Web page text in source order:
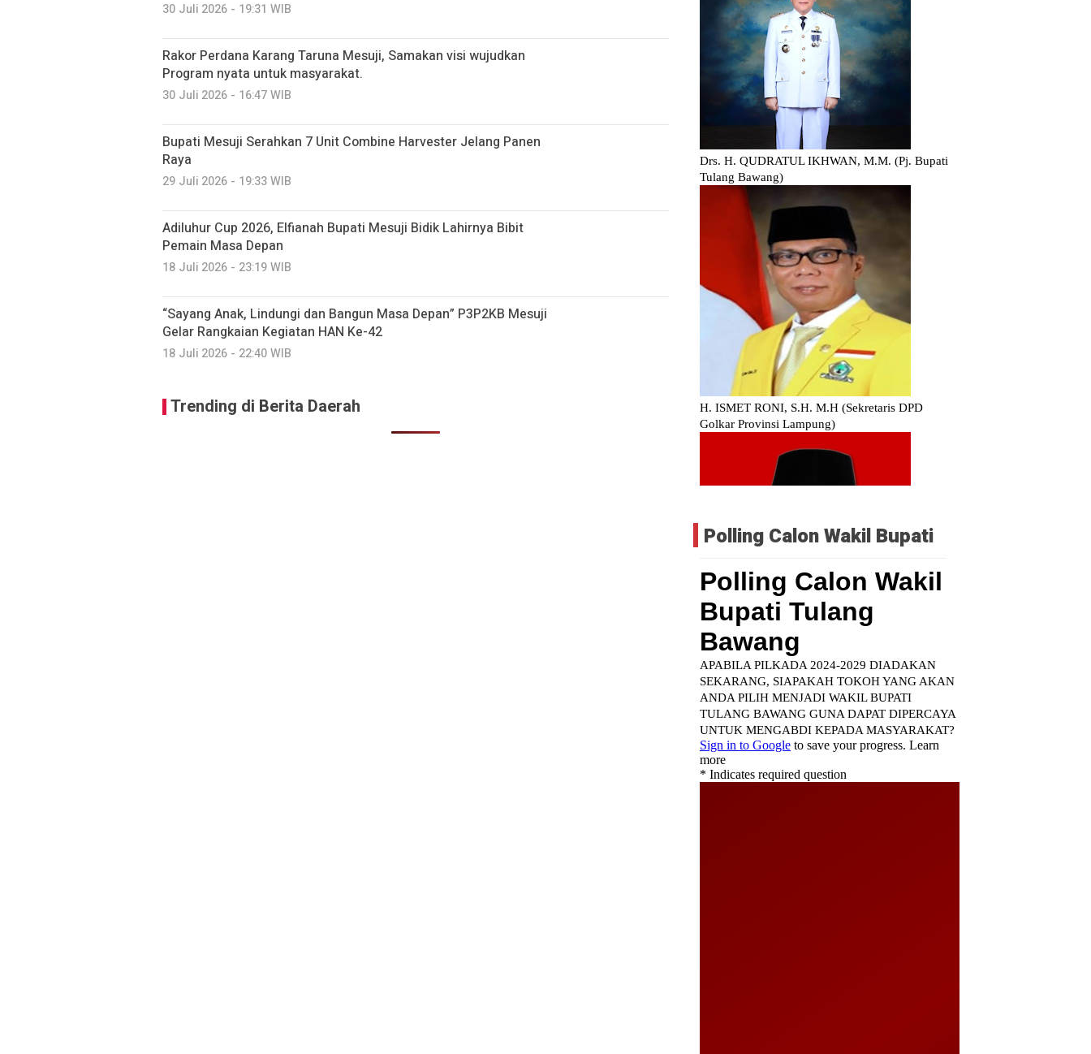
30 Juli 2026 - 19:31 WIB
Rakor Perdana Karang Taruna Mesuji, Samakan visi wujudkan
Program nyata untuk masyarakat.
30 Juli 2026 - 16:47 WIB
Bupati Mesuji Serahkan 7 Unit Combine Harvester Jelang Panen
Raya
29 Juli 2026 - 19:33 WIB
Adiluhur Cup 2026, Elfianah Bupati Mesuji Bidik Lahirnya Bibit
Pemain Masa Depan
18 Juli 2026 - 23:19 WIB
“Sayang Anak, Lindungi dan Bangun Masa Depan” P3P2KB Mesuji
Gelar Rangkaian Kegiatan HAN Ke-42
18 Juli 2026 - 22:40 WIB
Trending di Berita Daerah
Polling Calon Wakil Bupati